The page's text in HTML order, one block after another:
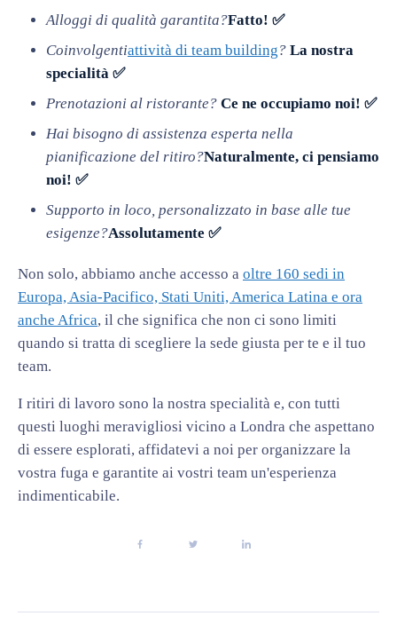
Alloggi di qualità garantita?Fatto! ✅
Coinvolgentiattività di team building? La nostra
specialità ✅
Prenotazioni al ristorante? Ce ne occupiamo noi! ✅
Hai bisogno di assistenza esperta nella
pianificazione del ritiro?Naturalmente, ci pensiamo
noi! ✅
Supporto in loco, personalizzato in base alle tue
esigenze?Assolutamente ✅
Non solo, abbiamo anche accesso a oltre 160 sedi in
Europa, Asia-Pacifico, Stati Uniti, America Latina e ora
anche Africa, il che significa che non ci sono limiti
quando si tratta di scegliere la sede giusta per te e il tuo
team.
I ritiri di lavoro sono la nostra specialità e, con tutti
questi luoghi meravigliosi vicino a Londra che aspettano
di essere esplorati, affidatevi a noi per organizzare la
vostra fuga e garantite ai vostri team un'esperienza
indimenticabile.